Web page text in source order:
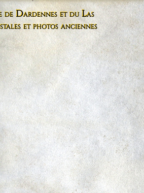
de Dardennes et du Las
et photos anciennes